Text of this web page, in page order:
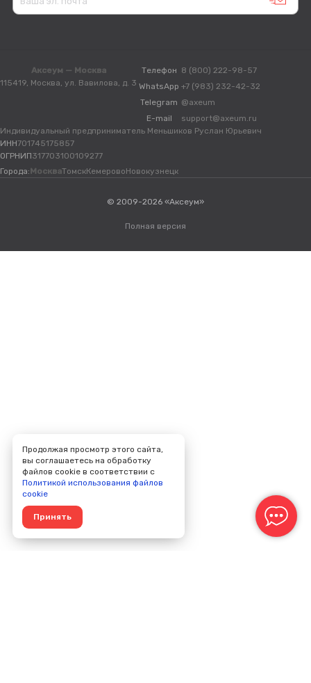
Аксеум — Москва
115419, Москва, ул. Вавилова, д. 3
Телефон 8 (800) 222-98-57
WhatsApp +7 (983) 232-42-32
Telegram @axeum
E-mail
support@axeum.ru
Индивидуальный предприниматель Меньшиков Руслан Юрьевич
ИНН701745175857
ОГРНИП317703100109277
Города: МоскваТомскКемеровоНовокузнецк
© 2009-2026 «Аксеум»
Полная версия
Продолжая просмотр этого сайта,
вы соглашаетесь на обработку
файлов cookie в соответствии с
Политикой использования файлов
cookie
Принять